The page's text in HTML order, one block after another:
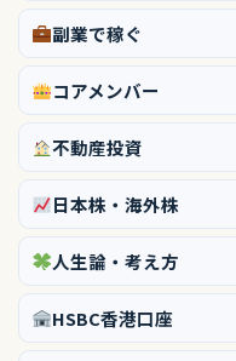
副業で稼ぐ
コアメンバー
不動産投資
日本株・海外株
人生論・考え方
HSBC香港口座